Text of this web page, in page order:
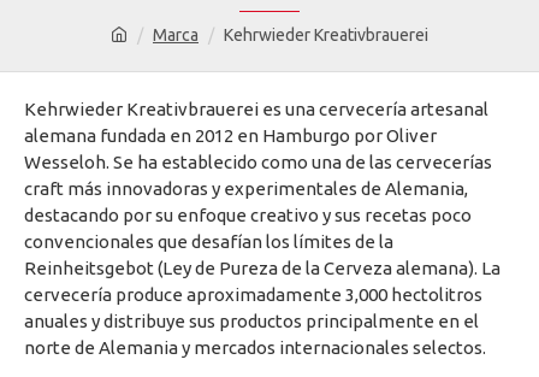
Marca Kehrwieder Kreativbrauerei
Kehrwieder Kreativbrauerei es una cervecería artesanal
alemana fundada en 2012 en Hamburgo por Oliver
Wesseloh. Se ha establecido como una de las cervecerías
craft más innovadoras y experimentales de Alemania,
destacando por su enfoque creativo y sus recetas poco
convencionales que desafían los límites de la
Reinheitsgebot (Ley de Pureza de la Cerveza alemana). La
cervecería produce aproximadamente 3,000 hectolitros
anuales y distribuye sus productos principalmente en el
norte de Alemania y mercados internacionales selectos.